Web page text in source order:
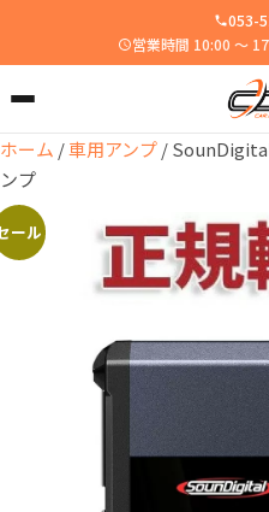
053-
営業時間 10:00 ～
ホーム /車用アンプ/
ンプ
ール